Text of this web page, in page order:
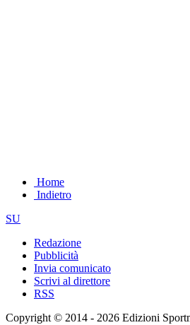
Home
Indietro
SU
Redazione
Pubblicità
Invia comunicato
Scrivi al direttore
RSS
Copyright © 2014 - 2026 Edizioni